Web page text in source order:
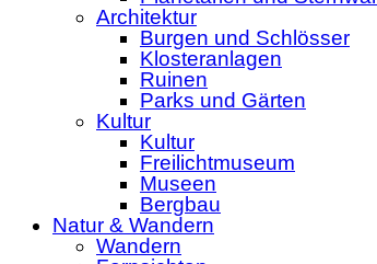
Architektur
Burgen und Schlösser
Klosteranlagen
Ruinen
Parks und Gärten
Kultur
Kultur
Freilichtmuseum
Museen
Bergbau
Natur & Wandern
Wandern